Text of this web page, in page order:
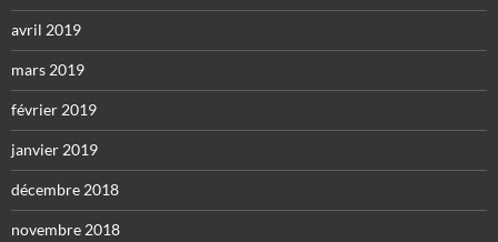
avril 2019
mars 2019
février 2019
janvier 2019
décembre 2018
novembre 2018